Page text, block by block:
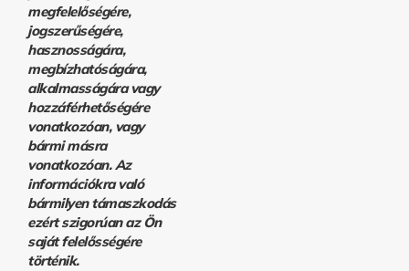
megfelelőségére,
jogszerűségére,
hasznosságára,
megbízhatóságára,
alkalmasságára vagy
hozzáférhetőségére
vonatkozóan, vagy
bármi másra
vonatkozóan. Az
információkra való
bármilyen támaszkodás
ezért szigorúan az Ön
saját felelősségére
történik.